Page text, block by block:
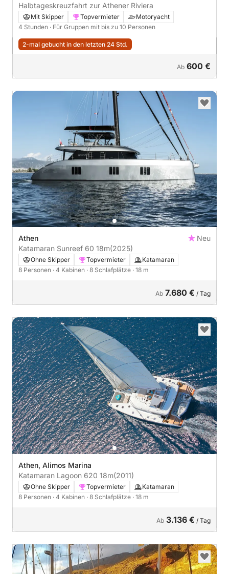
Halbtageskreuzfahrt zur Athener Riviera
Mit Skipper Topvermieter
Motoryacht
4 Stunden · Für Gruppen mit bis zu 10 Personen
2-mal gebucht in den letzten 24 Std.
Ab 600 €
Athen
Neu
Katamaran Sunreef 60 18m(2025)
Ohne Skipper Topvermieter
Katamaran
8 Personen · 4 Kabinen · 8 Schlafplätze · 18 m
Ab 7.680 € / Tag
Athen, Alimos Marina
Katamaran Lagoon 620 18m(2011)
Ohne Skipper Topvermieter
Katamaran
8 Personen · 4 Kabinen · 8 Schlafplätze · 18 m
Ab 3.136 € / Tag